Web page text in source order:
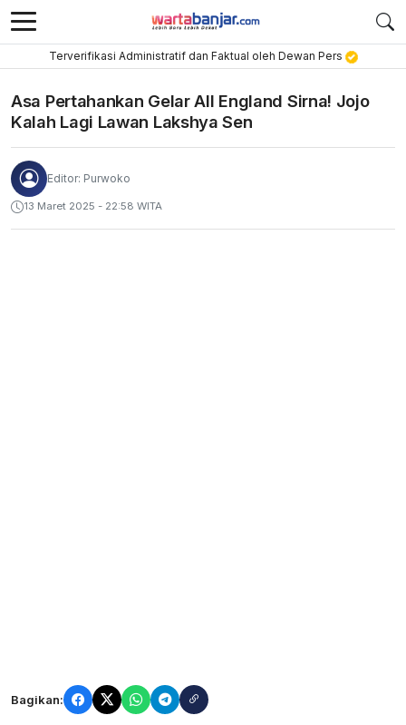
Terverifikasi Administratif dan Faktual oleh Dewan Pers
Asa Pertahankan Gelar All England Sirna! Jojo
Kalah Lagi Lawan Lakshya Sen
Editor: Purwoko
13 Maret 2025 - 22:58 WITA
Bagikan: